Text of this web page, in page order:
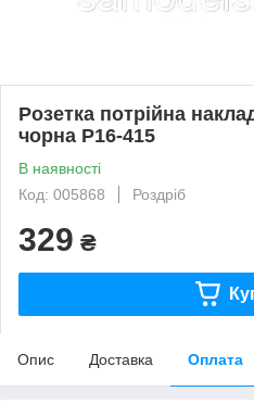
Розетка потрійна
чорна P16-415
В наявності
Код: 005868
Роздріб
329 ₴
Опис Доставка Оплата